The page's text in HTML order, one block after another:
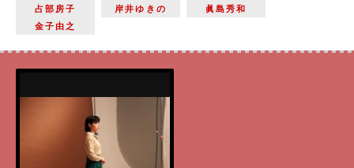
占部房子 岸井ゆきの
眞島秀和
金子由之